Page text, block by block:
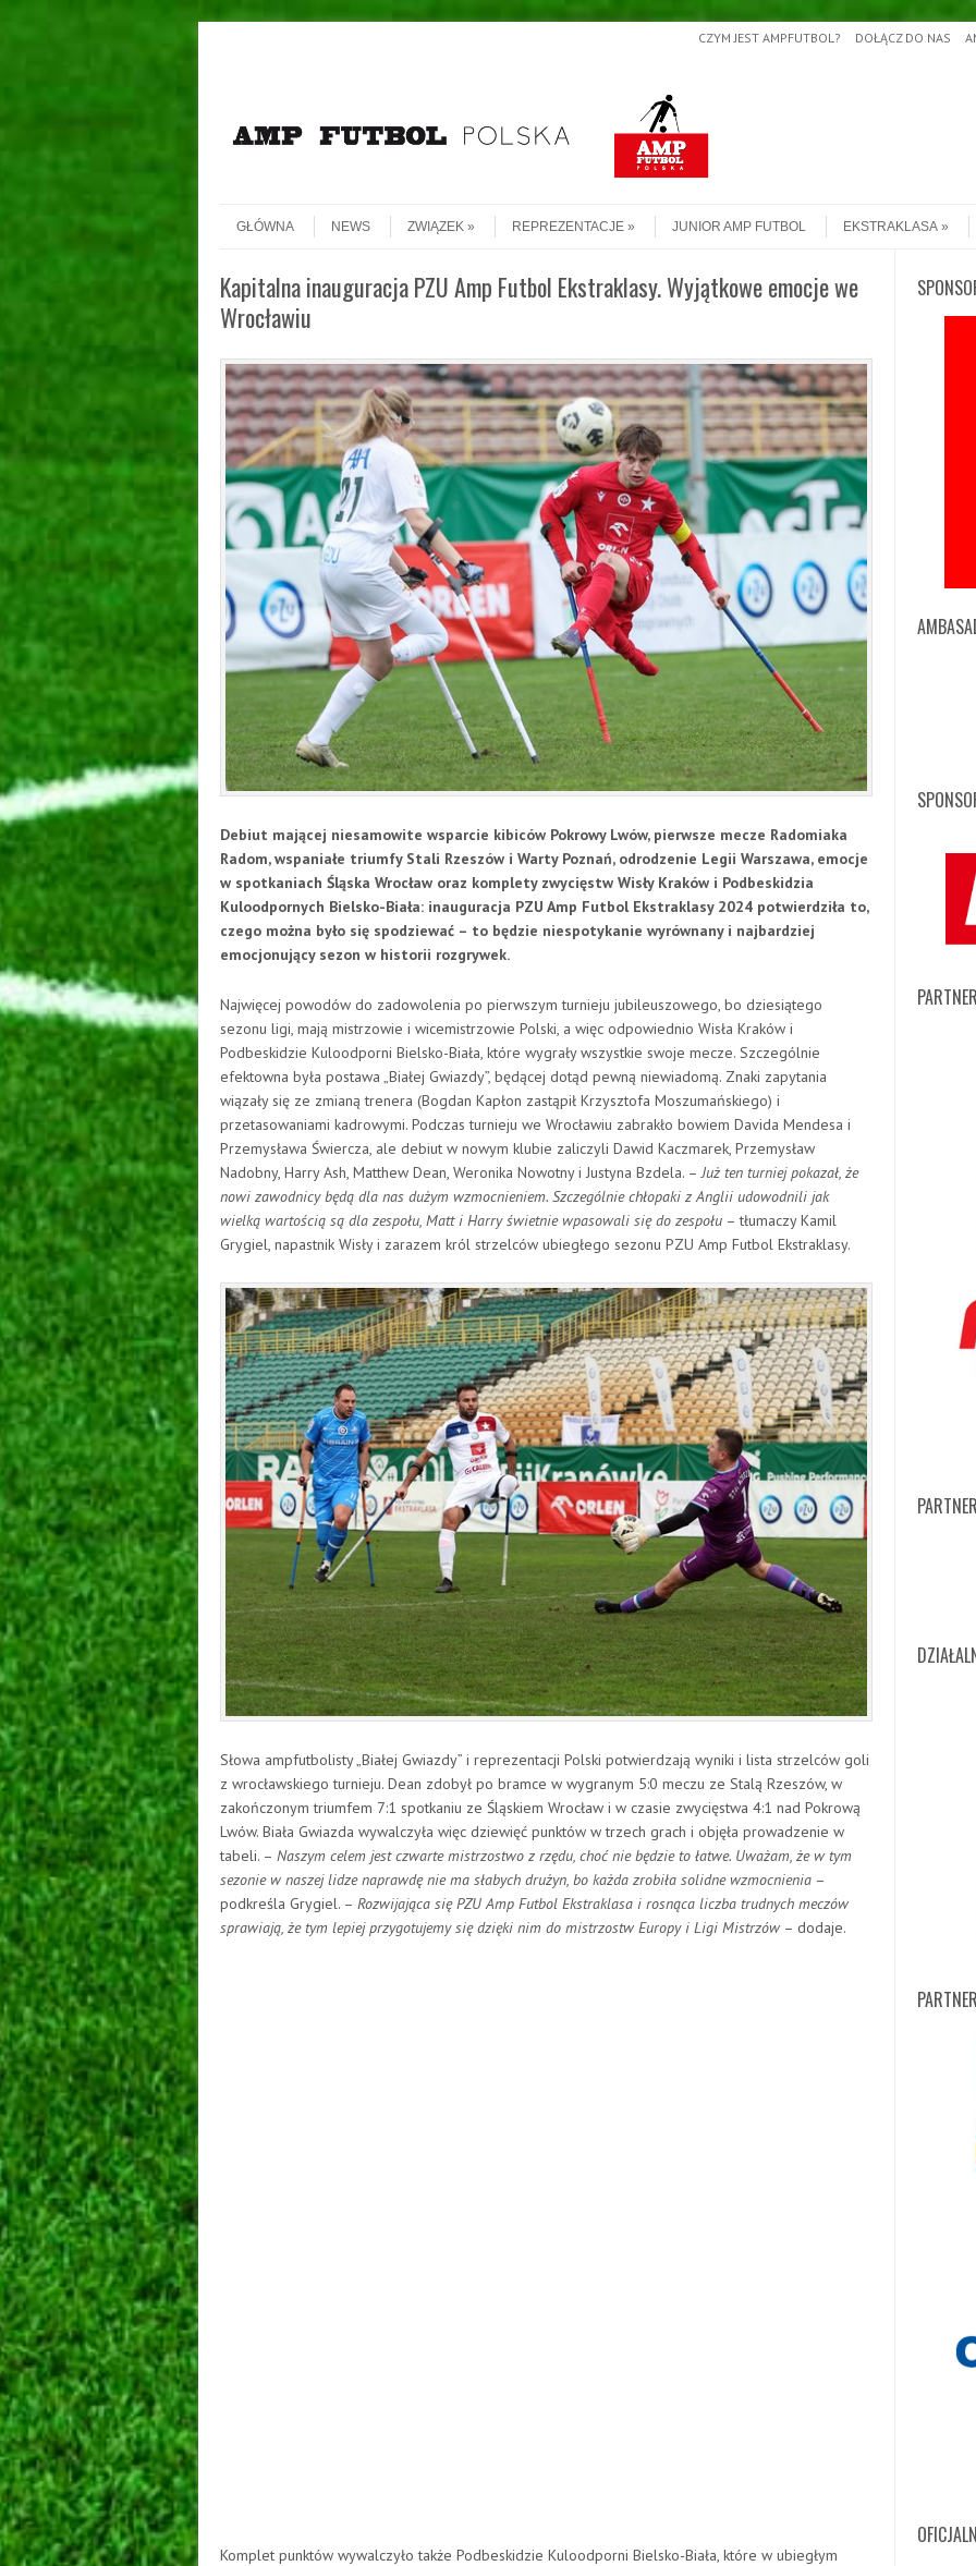
CZYM JEST AMPFUTBOL? DOŁĄCZ DO NAS
Menu
GŁÓWNA
NEWS ZWIĄZEK REPREZENTACJE JUNIOR AMP FUTBOL EKSTRAKLASA
Kapitalna inauguracja PZU Amp Futbol Ekstraklasy. Wyjątkowe emocje we
Wrocławiu
Debiut mającej niesamowite wsparcie kibiców Pokrowy Lwów, pierwsze mecze Radomiaka
Radom, wspaniałe triumfy Stali Rzeszów i Warty Poznań, odrodzenie Legii Warszawa, emocje
w spotkaniach Śląska Wrocław oraz komplety zwycięstw Wisły Kraków i Podbeskidzia
Kuloodpornych Bielsko-Biała: inauguracja PZU Amp Futbol Ekstraklasy 2024 potwierdziła to,
czego można było się spodziewać – to będzie niespotykanie wyrównany i najbardziej
emocjonujący sezon w historii rozgrywek.
Najwięcej powodów do zadowolenia po pierwszym turnieju jubileuszowego, bo dziesiątego
sezonu ligi, mają mistrzowie i wicemistrzowie Polski, a więc odpowiednio Wisła Kraków i
Podbeskidzie Kuloodporni Bielsko-Biała, które wygrały wszystkie swoje mecze. Szczególnie
efektowna była postawa „Białej Gwiazdy”, będącej dotąd pewną niewiadomą. Znaki zapytania
wiązały się ze zmianą trenera (Bogdan Kapłon zastąpił Krzysztofa Moszumańskiego) i
przetasowaniami kadrowymi. Podczas turnieju we Wrocławiu zabrakło bowiem Davida Mendesa i
Przemysława Świercza, ale debiut w nowym klubie zaliczyli Dawid Kaczmarek, Przemysław
Nadobny, Harry Ash, Matthew Dean, Weronika Nowotny i Justyna Bzdela. –Już ten turniej pokazał, że
nowi zawodnicy będą dla nas dużym wzmocnieniem. Szczególnie chłopaki z Anglii udowodnili jak
wielką wartością są dla zespołu, Matt i Harry świetnie wpasowali się do zespołu – tłumaczy Kamil
Grygiel, napastnik Wisły i zarazem król strzelców ubiegłego sezonu PZU Amp Futbol Ekstraklasy.
Słowa ampfutbolisty „Białej Gwiazdy” i reprezentacji Polski potwierdzają wyniki i lista strzelców goli
z wrocławskiego turnieju. Dean zdobył po bramce w wygranym 5:0 meczu ze Stalą Rzeszów, w
zakończonym triumfem 7:1 spotkaniu ze Śląskiem Wrocław i w czasie zwycięstwa 4:1 nad Pokrową
Lwów. Biała Gwiazda wywalczyła więc dziewięć punktów w trzech grach i objęła prowadzenie w
tabeli. – Naszym celem jest czwarte mistrzostwo z rzędu, choć nie będzie to łatwe. Uważam, że w tym
sezonie w naszej lidze naprawdę nie ma słabych drużyn, bo każda zrobiła solidne wzmocnienia –
podkreśla Grygiel. – Rozwijająca się PZU Amp Futbol Ekstraklasa i rosnąca liczba trudnych meczów
sprawiają, że tym lepiej przygotujemy się dzięki nim do mistrzostw Europy i Ligi Mistrzów – dodaje.
Komplet punktów wywalczyło także Podbeskidzie Kuloodporni Bielsko-Biała, które w ubiegłym